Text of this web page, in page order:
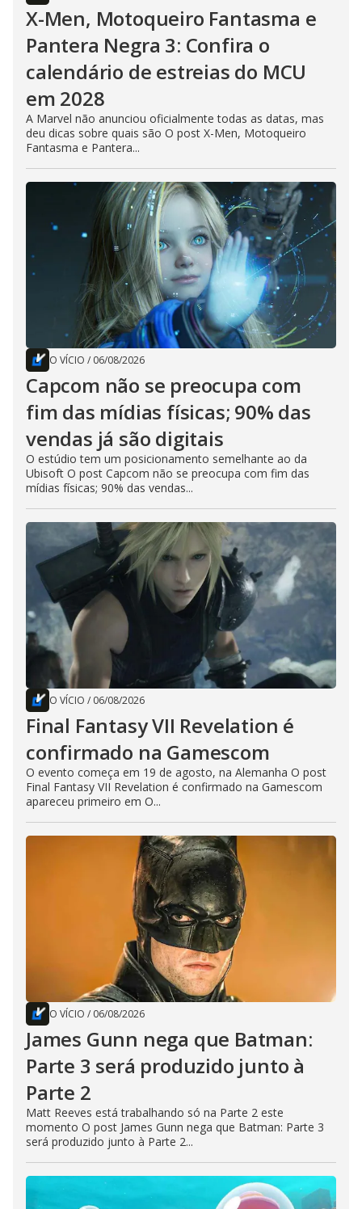
X-Men, Motoqueiro Fantasma e
Pantera Negra 3: Confira o
calendário de estreias do MCU
em 2028
A Marvel não anunciou oficialmente todas as datas, mas
deu dicas sobre quais são O post X-Men, Motoqueiro
Fantasma e Pantera...
O VÍCIO / 06/08/2026
Capcom não se preocupa com
fim das mídias físicas; 90% das
vendas já são digitais
O estúdio tem um posicionamento semelhante ao da
Ubisoft O post Capcom não se preocupa com fim das
mídias físicas; 90% das vendas...
O VÍCIO / 06/08/2026
Final Fantasy VII Revelation é
confirmado na Gamescom
O evento começa em 19 de agosto, na Alemanha O post
Final Fantasy VII Revelation é confirmado na Gamescom
apareceu primeiro em O...
O VÍCIO / 06/08/2026
James Gunn nega que Batman:
Parte 3 será produzido junto à
Parte 2
Matt Reeves está trabalhando só na Parte 2 este
momento O post James Gunn nega que Batman: Parte 3
será produzido junto à Parte 2...